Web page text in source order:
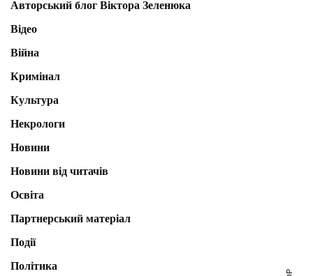
Авторський блог Віктора Зеленюка
Відео
Війна
Кримінал
Культура
Некрологи
Новини
Новини від читачів
Освіта
Партнерський матеріал
Події
Політика